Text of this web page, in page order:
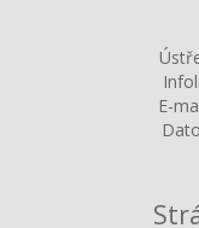
E-